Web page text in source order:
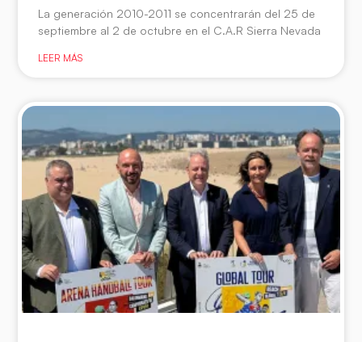
La generación 2010-2011 se concentrarán del 25 de
septiembre al 2 de octubre en el C.A.R Sierra Nevada
LEER MÁS